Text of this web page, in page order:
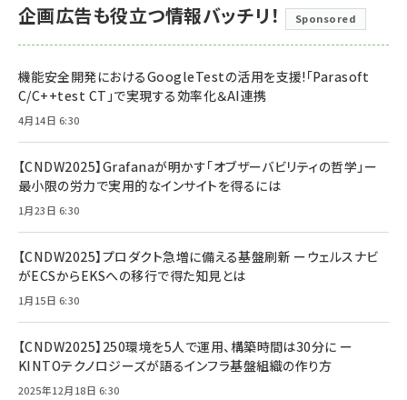
企画広告も役立つ情報バッチリ！ Sponsored
機能安全開発におけるGoogleTestの活用を支援!「Parasoft
C/C++test CT」で実現する効率化＆AI連携
4月14日 6:30
【CNDW2025】Grafanaが明かす「オブザーバビリティの哲学」ー
最小限の労力で実用的なインサイトを得るには
1月23日 6:30
【CNDW2025】プロダクト急増に備える基盤刷新 ーウェルスナビ
がECSからEKSへの移行で得た知見とは
1月15日 6:30
【CNDW2025】250環境を5人で運用、構築時間は30分に ー
KINTOテクノロジーズが語るインフラ基盤組織の作り方
2025年12月18日 6:30